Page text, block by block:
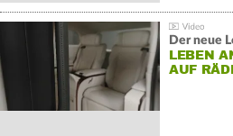
Der neue
LEBEN
AUF